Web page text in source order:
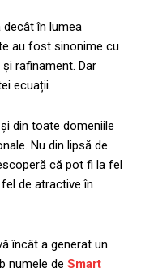
în lumea
au fost sinonime cu
rafinament. Dar
ecuații.
din toate domeniile
Nu din lipsă de
că pot fi la fel
de atractive în
încât a generat un
numele de Smart